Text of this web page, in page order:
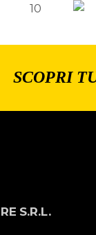
SCOPRI
S.R.L.